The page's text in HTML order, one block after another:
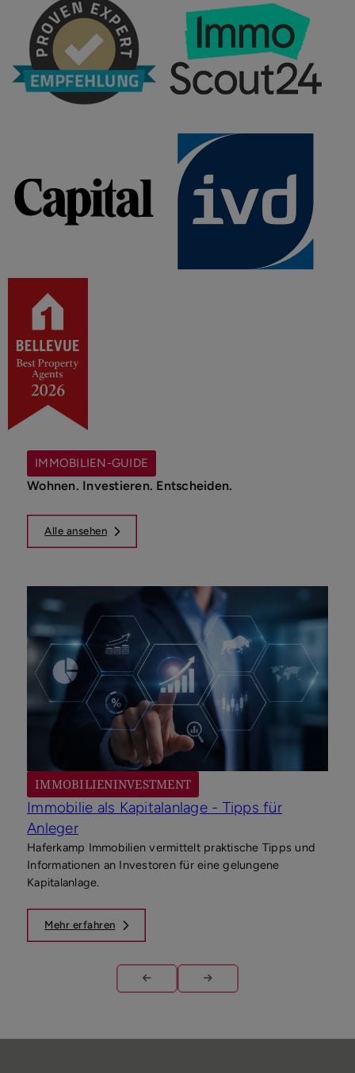
IMMOBILIEN-GUIDE
Wohnen. Investieren. Entscheiden.
Alle ansehen
IMMOBILIENINVESTMENT
Immobilie als Kapitalanlage - Tipps für
Anleger
Haferkamp Immobilien vermittelt praktische Tipps und
Informationen an Investoren für eine gelungene
Kapitalanlage.
Mehr erfahren